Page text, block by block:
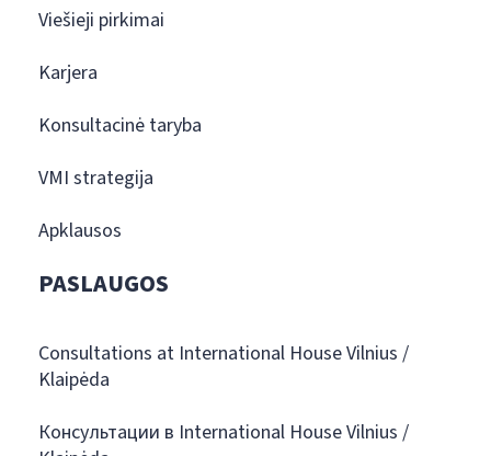
Viešieji pirkimai
Karjera
Konsultacinė taryba
VMI strategija
Apklausos
PASLAUGOS
Consultations at International House Vilnius /
Klaipėda
Консультации в International House Vilnius /